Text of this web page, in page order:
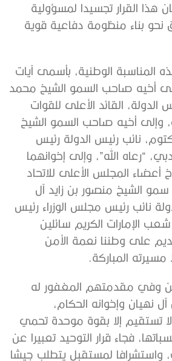
هذا القرار تجسيدا لمسؤولية
نحو بناء منظومة دفاعية قوية
الوطنية، بأسمى آيات
إلى أخيه صاحب السمو الشيخ محمد
الدولة، القائد الأعلى للقوات
وإلى أخيه صاحب السمو الشيخ
نائب رئيس الدولة رئيس
“رعاه الله”، وإلى إخوانهما
المجلس الأعلى للاتحاد
سمو الشيخ منصور بن زايد آل
نائب رئيس مجلس الوزراء رئيس
الإمارات الكريم سائلين
على وطننا نعمة الأمن
المباركة.
وفي مقدمتهم المغفور له
نهيان وإخوانه الحكام،
لا تستقيم إلا بقوة موحدة تحمي
فجاء قرار التوحيد تعبيرا عن
واستشرافا لمستقبل يتطلب جيشا